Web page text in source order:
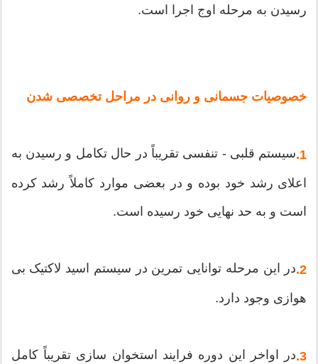
رسیدن به مرحله اوج اجرا است.
خصوصیات جسمانی و روانی در مراحل تخصصی شدن
1. سیستم قلبی - تنفسی تقریباً در حال تکامل و رسیدن به
اعلای رشد خود بوده و در بعضی موارد کاملاً رشد کرده
است و به حد نهایی خود رسیده است.
2. در این مرحله توانایی تمرین در سیستم اسید لاکتیک بی
هوازی وجود دارد.
3. در اواخر این دوره فرایند استخوان سازی تقریباً کامل